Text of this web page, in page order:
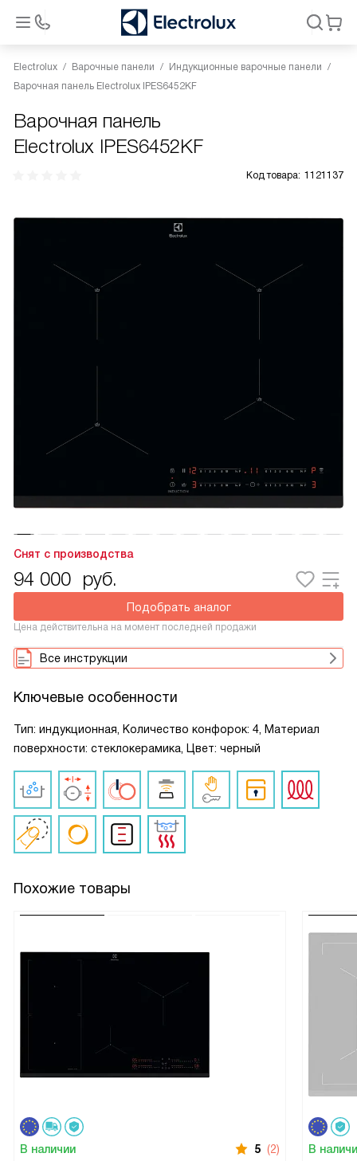
Electrolux Варочные панели
Индукционные варочные панели
Варочная панель Electrolux IPES6452KF
Варочная панель
Electrolux IPES6452KF
Код товара: 1121137
Снят с производства
94 000 руб.
Подобрать аналог
Цена действительна на момент последней продажи
Все инструкции
Ключевые особенности
Тип: индукционная, Количество конфорок: 4, Материал
поверхности: стеклокерамика, Цвет: черный
Похожие товары
В наличии 5 (2) В